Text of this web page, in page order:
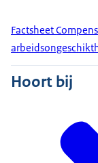
Factsheet
Hoort bij